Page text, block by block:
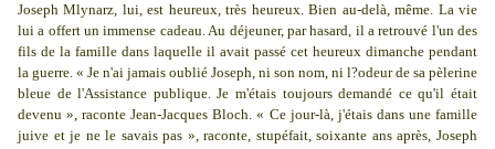
Joseph Mlynarz, lui, est heureux, très heureux. Bien au-delà, même. La vie
lui a offert un immense cadeau. Au déjeuner, par hasard, il a retrouvé l'un des
fils de la famille dans laquelle il avait passé cet heureux dimanche pendant
la guerre. « Je n'ai jamais oublié Joseph, ni son nom, ni l?odeur de sa pèlerine
bleue de l'Assistance publique. Je m'étais toujours demandé ce qu'il était
devenu », raconte Jean-Jacques Bloch. « Ce jour-là, j'étais dans une famille
juive et je ne le savais pas », raconte, stupéfait, soixante ans après, Joseph